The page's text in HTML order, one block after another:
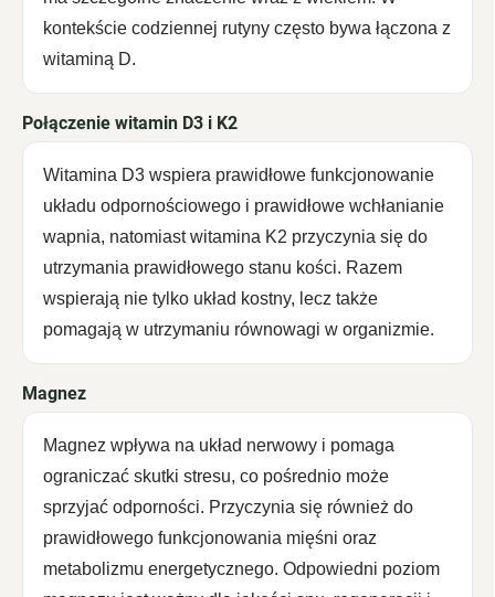
kontekście codziennej rutyny często bywa łączona z
witaminą D.
Połączenie witamin D3 i K2
Witamina D3 wspiera prawidłowe funkcjonowanie
układu odpornościowego i prawidłowe wchłanianie
wapnia, natomiast witamina K2 przyczynia się do
utrzymania prawidłowego stanu kości. Razem
wspierają nie tylko układ kostny, lecz także
pomagają w utrzymaniu równowagi w organizmie.
Magnez
Magnez wpływa na układ nerwowy i pomaga
ograniczać skutki stresu, co pośrednio może
sprzyjać odporności. Przyczynia się również do
prawidłowego funkcjonowania mięśni oraz
metabolizmu energetycznego. Odpowiedni poziom